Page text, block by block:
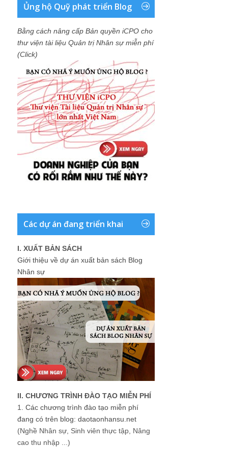
Ủng hộ Quỹ phát triển Blog
Bằng cách nâng cấp Bản quyền iCPO cho
thư viện tài liệu Quản trị Nhân sự miễn phí
(Click)
Các dự án đang triển khai
I. XUẤT BẢN SÁCH
Giới thiệu về dự án xuất bản sách Blog
Nhân sự
II. CHƯƠNG TRÌNH ĐÀO TẠO MIỄN PHÍ
1. Các chương trình đào tạo miễn phí
đang có trên blog: daotaonhansu.net
(Nghề Nhân sự, Sinh viên thực tập, Nâng
cao thu nhập ...)